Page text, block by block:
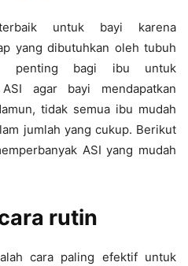
untuk bayi karena
yang dibutuhkan oleh tubuh
penting bagi ibu untuk
agar bayi mendapatkan
tidak semua ibu mudah
jumlah yang cukup. Berikut
ASI yang mudah
rutin
cara paling efektif untuk